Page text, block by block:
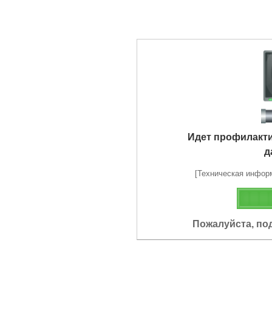
Идет
[Техническая
Пожалуйста,